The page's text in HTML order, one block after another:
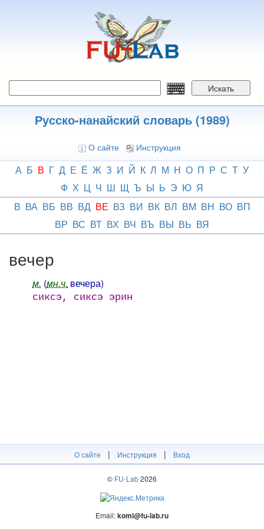
Искать
Русско-нанайский словарь (1989)
О сайте Инструкция
А Б В Г Д Е Ё Ж З И Й К Л М Н О П Р С Т У
Ф Х Ц Ч Ш Щ Ъ Ы Ь Э Ю Я
В ВА ВБ ВВ ВД ВЕ ВЗ ВИ ВК ВЛ ВМ ВН ВО ВП
ВР ВС ВТ ВХ ВЧ ВЪ ВЫ ВЬ ВЯ
вечер
м. (мн.ч. вечера)
сиксэ, сиксэ эрин
О сайте | Инструкция | Вход
© FU-Lab2026
Email:komi@fu-lab.ru